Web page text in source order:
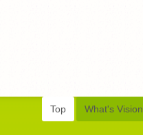
Top What's Vision